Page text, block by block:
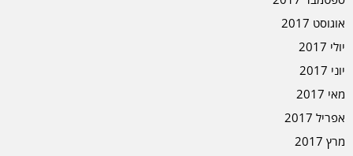
אוגוסט 2017
יולי 2017
יוני 2017
מאי 2017
אפריל 2017
מרץ 2017